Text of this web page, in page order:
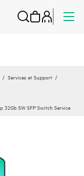
Services et Support
32Gb SW SFP Switch Service